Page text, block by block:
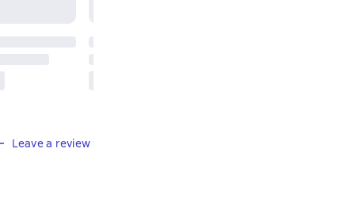
Leave a review